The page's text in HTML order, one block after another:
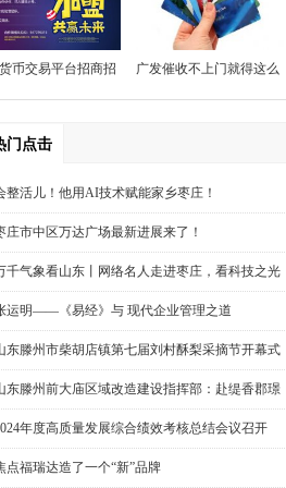
商银行调研指导工作
币交易平台招商招 广发催收不上门就得这么
门点击
整活儿！他用AI技术赋能家乡枣庄！
庄市中区万达广场最新进展来了！
千气象看山东丨网络名人走进枣庄，看科技之光
亮“新农业”！
运明——《易经》与 现代企业管理之道
东滕州市柴胡店镇第七届刘村酥梨采摘节开幕式
行
东滕州前大庙区域改造建设指挥部：赴缇香郡璟
调研回迁安置房屋规划建设情况
年度高质量发展综合绩效考核总结会议召开
点福瑞达造了一个“新”品牌